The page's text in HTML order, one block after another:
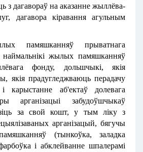
з дагавораў на аказанне жыллёва-
дагавора кіравання агульным
памяшканняў прыватнага
жылых памяшканняў
фонду, дольшчыкі, якія
якія прадугледжваюць перадачу
аб'ектаў долевага
арганізацыі забудоўшчыкаў
за свой кошт, у тым ліку з
арганізацый, бягучы
(тынкоўка, заладка
і абклейванне шпалерамі